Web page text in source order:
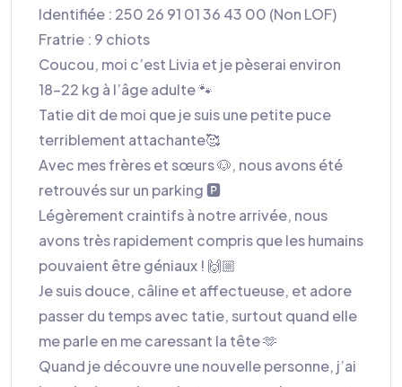
Identifiée : 250 26 91 01 36 43 00 (Non LOF)
Fratrie : 9 chiots
Coucou, moi c’est Livia et je pèserai environ
18-22 kg à l’âge adulte 🐾
Tatie dit de moi que je suis une petite puce
terriblement attachante🥰
Avec mes frères et sœurs 🐶, nous avons été
retrouvés sur un parking 🅿️
Légèrement craintifs à notre arrivée, nous
avons très rapidement compris que les humains
pouvaient être géniaux ! 🙌🏼
Je suis douce, câline et affectueuse, et adore
passer du temps avec tatie, surtout quand elle
me parle en me caressant la tête 🫶
Quand je découvre une nouvelle personne, j’ai